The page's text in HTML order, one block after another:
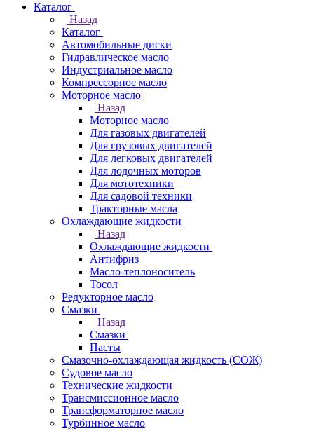
Каталог
Назад
Каталог
Автомобильные диски
Гидравлическое масло
Индустриальное масло
Компрессорное масло
Моторное масло
Назад
Моторное масло
Для газовых двигателей
Для грузовых двигателей
Для легковых двигателей
Для лодочных моторов
Для мототехники
Для садовой техники
Тракторные масла
Охлаждающие жидкости
Назад
Охлаждающие жидкости
Антифриз
Масло-теплоноситель
Тосол
Редукторное масло
Смазки
Назад
Смазки
Пасты
Смазочно-охлаждающая жидкость (СОЖ)
Судовое масло
Технические жидкости
Трансмиссионное масло
Трансформаторное масло
Турбинное масло